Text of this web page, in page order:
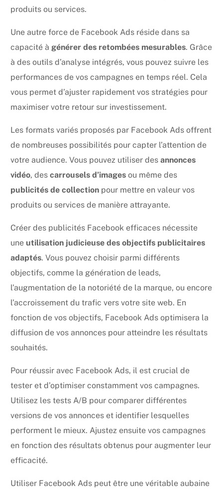
produits ou services.
Une autre force de Facebook Ads réside dans sa
capacité à générer des retombées mesurables. Grâce
à des outils d’analyse intégrés, vous pouvez suivre les
performances de vos campagnes en temps réel. Cela
vous permet d’ajuster rapidement vos stratégies pour
maximiser votre retour sur investissement.
Les formats variés proposés par Facebook Ads offrent
de nombreuses possibilités pour capter l’attention de
votre audience. Vous pouvez utiliser desannonces
vidéo, descarrousels d’images ou même des
publicités de collection pour mettre en valeur vos
produits ou services de manière attrayante.
Créer des publicités Facebook efficaces nécessite
une utilisation judicieuse des objectifs publicitaires
adaptés. Vous pouvez choisir parmi différents
objectifs, comme la génération de leads,
l’augmentation de la notoriété de la marque, ou encore
l’accroissement du trafic vers votre site web. En
fonction de vos objectifs, Facebook Ads optimisera la
diffusion de vos annonces pour atteindre les résultats
souhaités.
Pour réussir avec Facebook Ads, il est crucial de
tester et d’optimiser constamment vos campagnes.
Utilisez les tests A/B pour comparer différentes
versions de vos annonces et identifier lesquelles
performent le mieux. Ajustez ensuite vos campagnes
en fonction des résultats obtenus pour augmenter leur
efficacité.
Utiliser Facebook Ads peut être une véritable aubaine